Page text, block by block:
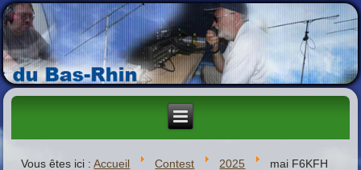
Vous êtes ici :Accueil Contest 2025 mai F6KFH